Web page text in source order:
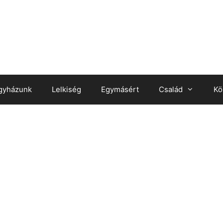
Lelkiség Egymásért Család